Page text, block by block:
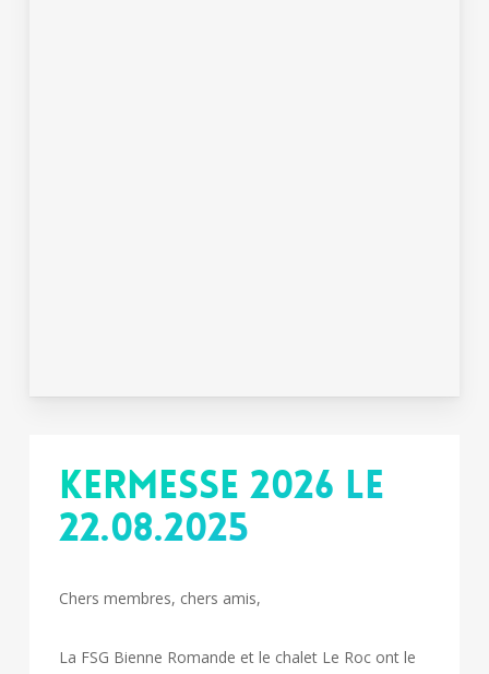
Kermesse 2026 le
22.08.2025
Chers membres, chers amis,
La FSG Bienne Romande et le chalet Le Roc ont le